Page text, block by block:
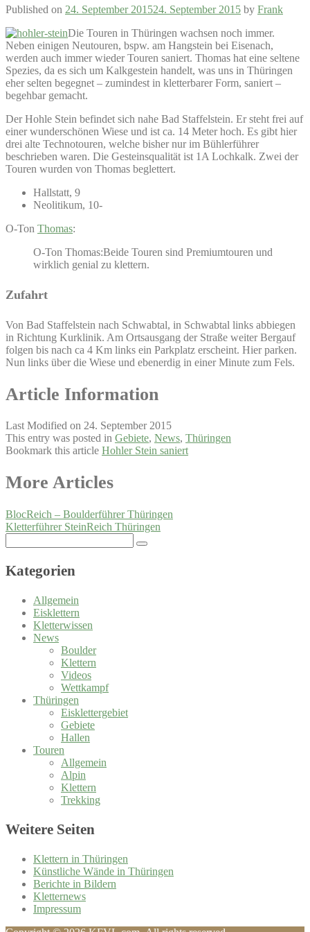
Published on 24. September 201524. September 2015 by Frank
Die Touren in Thüringen wachsen noch immer.
Neben einigen Neutouren, bspw. am Hangstein bei Eisenach,
werden auch immer wieder Touren saniert. Thomas hat eine seltene
Spezies, da es sich um Kalkgestein handelt, was uns in Thüringen
eher selten begegnet – zumindest in kletterbarer Form, saniert –
begehbar gemacht.
Der Hohle Stein befindet sich nahe Bad Staffelstein. Er steht frei auf
einer wunderschönen Wiese und ist ca. 14 Meter hoch. Es gibt hier
drei alte Technotouren, welche bisher nur im Bühlerführer
beschrieben waren. Die Gesteinsqualität ist 1A Lochkalk. Zwei der
Touren wurden von Thomas beglettert.
Hallstatt, 9
Neolitikum, 10-
O-Ton Thomas:
O-Ton Thomas:Beide Touren sind Premiumtouren und
wirklich genial zu klettern.
Zufahrt
Von Bad Staffelstein nach Schwabtal, in Schwabtal links abbiegen
in Richtung Kurklinik. Am Ortsausgang der Straße weiter Bergauf
folgen bis nach ca 4 Km links ein Parkplatz erscheint. Hier parken.
Nun links über die Wiese und ebenerdig in einer Minute zum Fels.
Article Information
Last Modified on 24. September 2015
This entry was posted in Gebiete, News, Thüringen
Bookmark this article Hohler Stein saniert
Post
More Articles
BlocReich – Boulderführer Thüringen
Kletterführer SteinReich Thüringen
for:
Kategorien
Allgemein
Eisklettern
Kletterwissen
News
Boulder
Klettern
Videos
Wettkampf
Thüringen
Eisklettergebiet
Gebiete
Hallen
Touren
Allgemein
Alpin
Klettern
Trekking
Weitere Seiten
Klettern in Thüringen
Künstliche Wände in Thüringen
Berichte in Bildern
Kletternews
Impressum